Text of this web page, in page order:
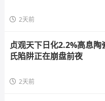
2天前
贞观天下日化2.2%高息
氏陷阱正在崩盘前夜
2天前